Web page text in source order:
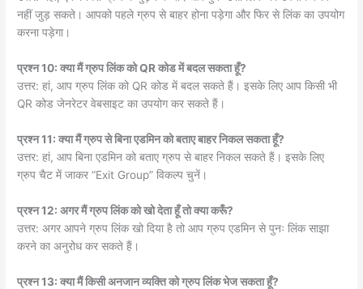
नहीं जुड़ सकते। आपको पहले ग्रुप से बाहर होना पड़ेगा और फिर से लिंक का उपयोग
करना पड़ेगा।
प्रश्न 10: क्या मैं ग्रुप लिंक को QR कोड में बदल सकता हूँ?
उत्तर: हां, आप ग्रुप लिंक को QR कोड में बदल सकते हैं। इसके लिए आप किसी भी
QR कोड जेनरेटर वेबसाइट का उपयोग कर सकते हैं।
प्रश्न 11: क्या मैं ग्रुप से बिना एडमिन को बताए बाहर निकल सकता हूँ?
उत्तर: हां, आप बिना एडमिन को बताए ग्रुप से बाहर निकल सकते हैं। इसके लिए
ग्रुप चैट में जाकर “Exit Group” विकल्प चुनें।
प्रश्न 12: अगर मैं ग्रुप लिंक को खो देता हूँ तो क्या करूँ?
उत्तर: अगर आपने ग्रुप लिंक खो दिया है तो आप ग्रुप एडमिन से पुनः लिंक साझा
करने का अनुरोध कर सकते हैं।
प्रश्न 13: क्या मैं किसी अनजान व्यक्ति को ग्रुप लिंक भेज सकता हूँ?